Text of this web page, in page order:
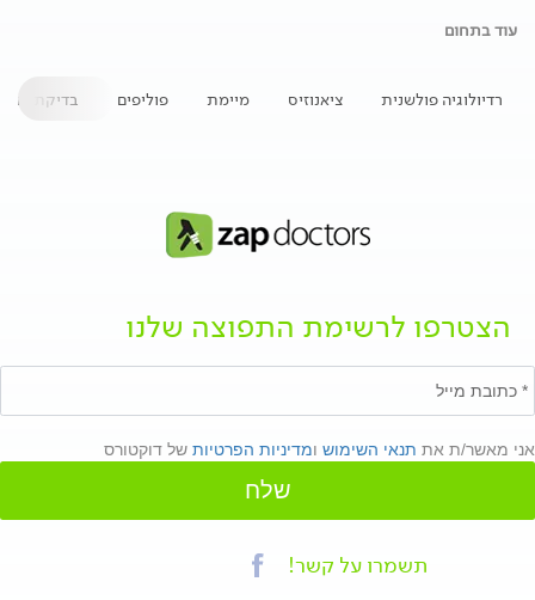
עוד בתחום
רדיולוגיה פולשנית ציאנוזיס מיימת פוליפים בדיקת
הצטרפו לרשימת התפוצה שלנו
אני מאשר/ת את תנאי השימוש ומדיניות הפרטיות של דוקטורס
שלח
תשמרו על קשר!